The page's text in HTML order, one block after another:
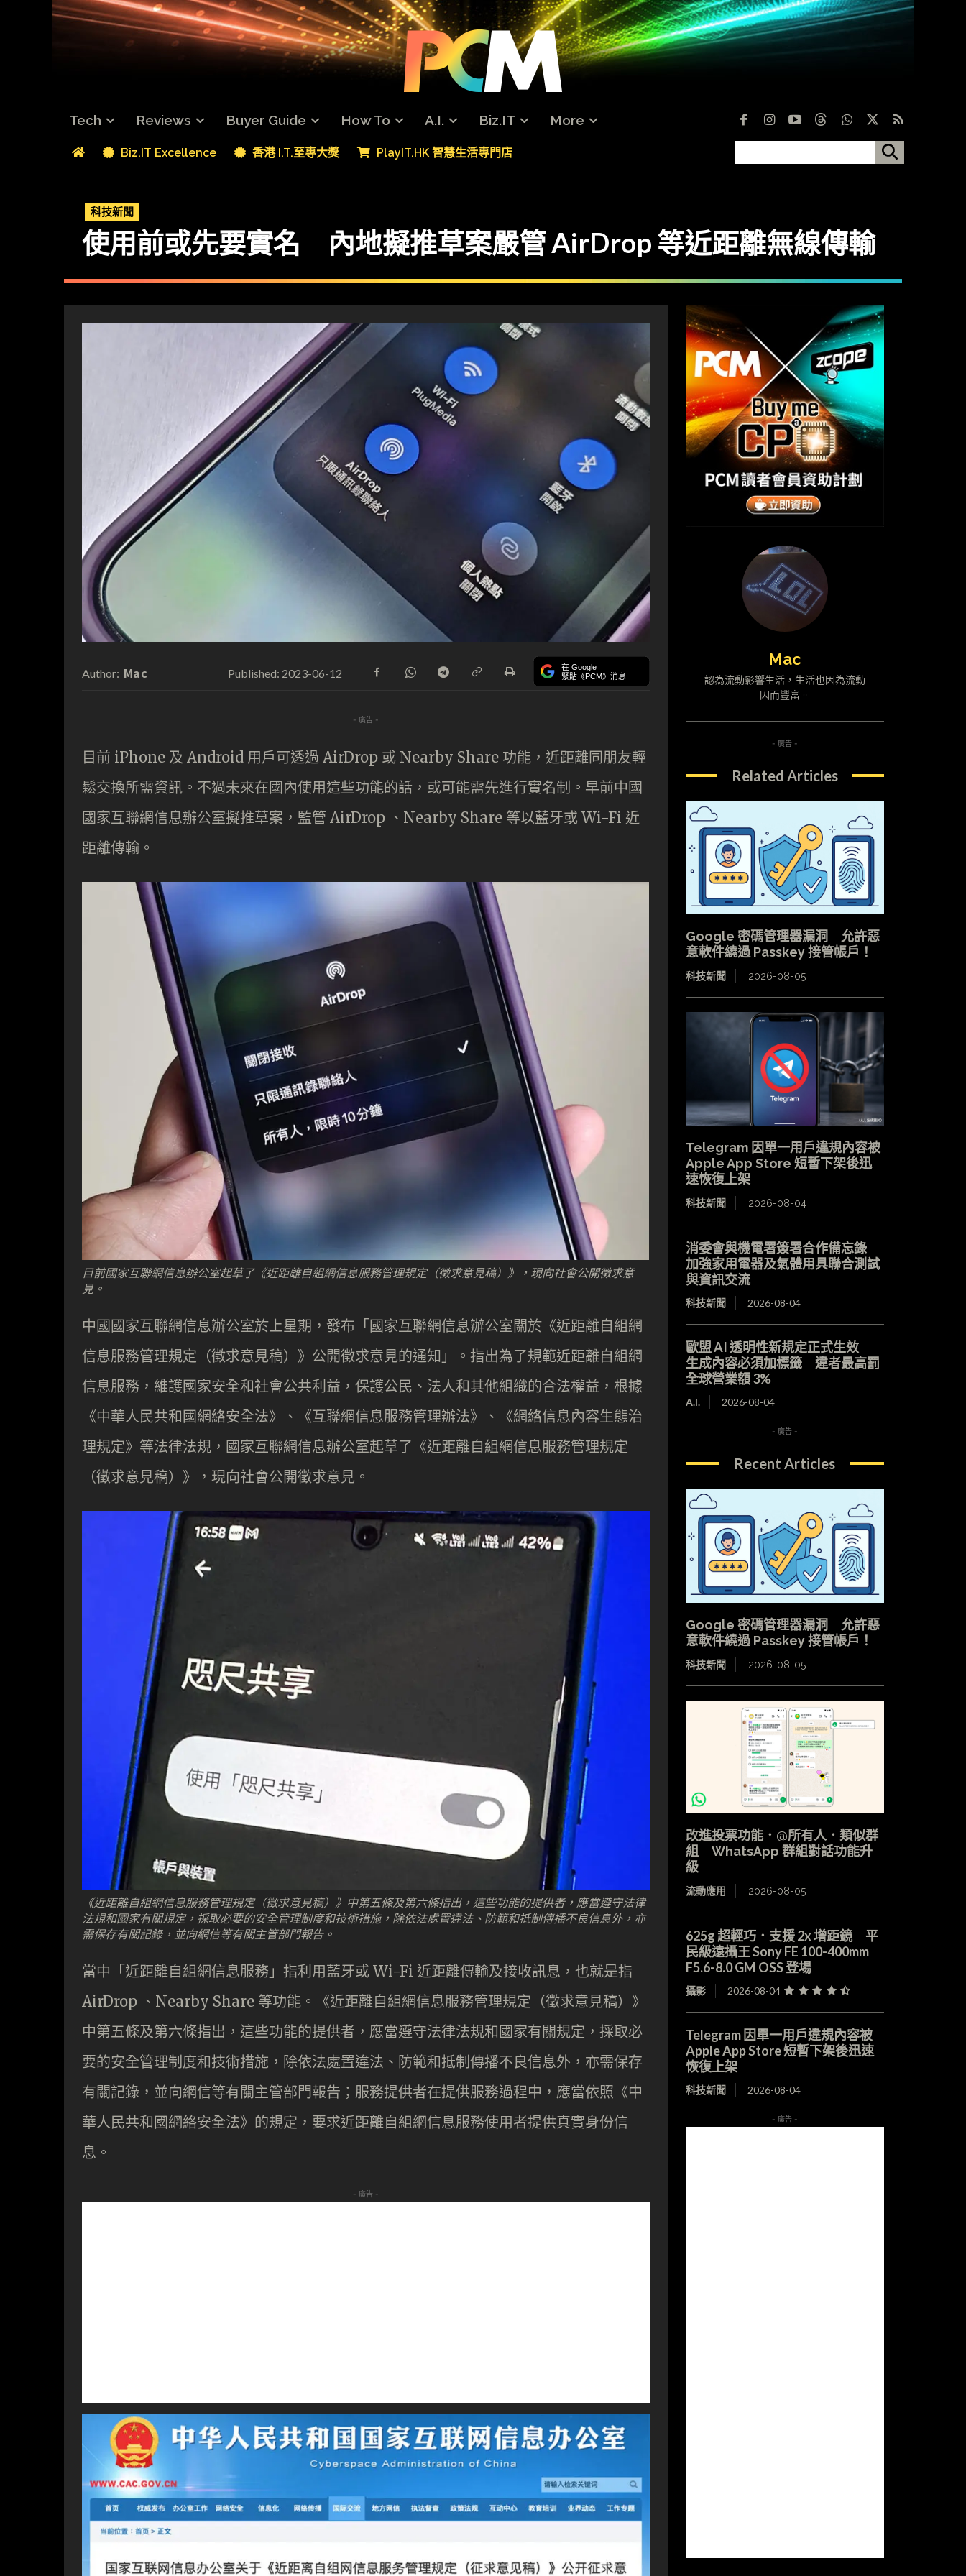
Tech Reviews Buyer Guide How To A.I. Biz.IT More
Biz.IT Excellence 香港 I.T.至專大獎 PlayIT.HK 智慧生活專門店
科技新聞
使用前或先要實名 內地擬推草案嚴管 AirDrop 等近距離無線傳輸
Author: Mac Published: 2023-06-12 在 Google
緊貼《PCM》消息
- 廣告 -
目前 iPhone 及 Android 用戶可透過 AirDrop 或 Nearby Share 功能，近距離同朋友輕
鬆交換所需資訊。不過未來在國內使用這些功能的話，或可能需先進行實名制。早前中國
國家互聯網信息辦公室擬推草案，監管 AirDrop 、Nearby Share 等以藍牙或 Wi-Fi 近
距離傳輸。
目前國家互聯網信息辦公室起草了《近距離自組網信息服務管理規定（徵求意見稿）》，現向社會公開徵求意
見。
中國國家互聯網信息辦公室於上星期，發布「國家互聯網信息辦公室關於《近距離自組網
信息服務管理規定（徵求意見稿）》公開徵求意見的通知」。指出為了規範近距離自組網
信息服務，維護國家安全和社會公共利益，保護公民、法人和其他組織的合法權益，根據
《中華人民共和國網絡安全法》、《互聯網信息服務管理辦法》、《網絡信息內容生態治
理規定》等法律法規，國家互聯網信息辦公室起草了《近距離自組網信息服務管理規定
（徵求意見稿）》，現向社會公開徵求意見。
《近距離自組網信息服務管理規定（徵求意見稿）》中第五條及第六條指出，這些功能的提供者，應當遵守法律
法規和國家有關規定，採取必要的安全管理制度和技術措施，除依法處置違法、防範和抵制傳播不良信息外，亦
需保存有關記錄，並向網信等有關主管部門報告。
當中「近距離自組網信息服務」指利用藍牙或 Wi-Fi 近距離傳輸及接收訊息，也就是指
AirDrop 、Nearby Share 等功能。《近距離自組網信息服務管理規定（徵求意見稿）》
中第五條及第六條指出，這些功能的提供者，應當遵守法律法規和國家有關規定，採取必
要的安全管理制度和技術措施，除依法處置違法、防範和抵制傳播不良信息外，亦需保存
有關記錄，並向網信等有關主管部門報告；服務提供者在提供服務過程中，應當依照《中
華人民共和國網絡安全法》的規定，要求近距離自組網信息服務使用者提供真實身份信
息。
- 廣告 -
Mac
認為流動影響生活，生活也因為流動
因而豐富。
- 廣告 -
Related Articles
Google 密碼管理器漏洞 允許惡
意軟件繞過 Passkey 接管帳戶！
科技新聞 2026-08-05
Telegram 因單一用戶違規內容被
Apple App Store 短暫下架後迅
速恢復上架
科技新聞 2026-08-04
消委會與機電署簽署合作備忘錄
加強家用電器及氣體用具聯合測試
與資訊交流
科技新聞 2026-08-04
歐盟 AI 透明性新規定正式生效
生成內容必須加標籤 違者最高罰
全球營業額 3%
A.I. 2026-08-04
- 廣告 -
Recent Articles
Google 密碼管理器漏洞 允許惡
意軟件繞過 Passkey 接管帳戶！
科技新聞 2026-08-05
改進投票功能．@所有人．類似群
組 WhatsApp 群組對話功能升
級
流動應用 2026-08-05
625g 超輕巧．支援 2x 增距鏡 平
民級遠攝王 Sony FE 100-400mm
F5.6-8.0 GM OSS 登場
攝影 2026-08-04
Telegram 因單一用戶違規內容被
Apple App Store 短暫下架後迅速
恢復上架
科技新聞 2026-08-04
- 廣告 -